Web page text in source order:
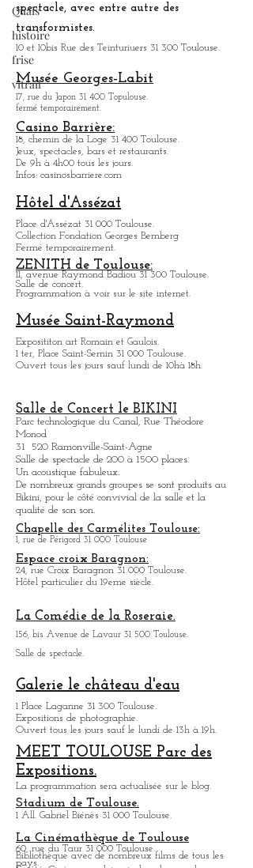
Quais
histoire
frise
vitrail
Le KALINKA Toulouse:
spectacle, avec entre autre des
transformistes.
10 et 10bis Rue des Teinturiuers 31 300 Toulouse.
Musée Georges-Labit
17, rue du Japon 31 400 Topulouse.
fermé temporairement.
Casino Barrière:
18, chemin de la Loge 31 400 Toulouse.
De 9h à 4h00 tous les jours.
Hôtel d'Assézat
Place d'Assézat 31 000 Toulouse.
Collection Fondation Georges Bemberg
Fermé temporairement.
11, avenue Raymond Badiou 31 300 Toulouse.
Salle de concert.
Musée Saint-Raymond
Ouvert tous les jours sauf lundi de 10hà 18h.
Salle de Concert le BIKINI
Parc technologique du Canal, Rue Théodore
Monod
31 520 Ramonville-Saint-Agne
Salle de spectacle de 200 à 1500 places.
Un acoustique fabuleux.
De nombreux grands groupes se sont produits au
Bikini, pour le côté convivial de la salle et la
Chapelle des Carmélites Toulouse:
1, rue de Périgord 31 000 Toulouse
24, rue Croix Baragnon 31 000 Toulouse.
Hôtel particulier du 19eme siècle.
La Comédie de la Roseraie.
Salle de spectacle.
Galerie le château d'eau
1 Place Laganne 31 300 Toulouse.
Expositions de photographie.
Ouvert tous les jours sauf le lundi de 13h à 19h.
MEET TOULOUSE Parc des
Expositions.
Stadium de Toulouse.
1 All. Gabriel Biénès 31 000 Toulouse.